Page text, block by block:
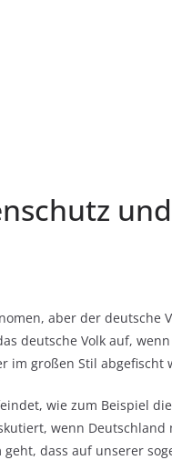
aber der
deutsche Volk auf,
im großen Stil abgefischt
wie zum Beispiel die
wenn Deutschland
dass auf unserer